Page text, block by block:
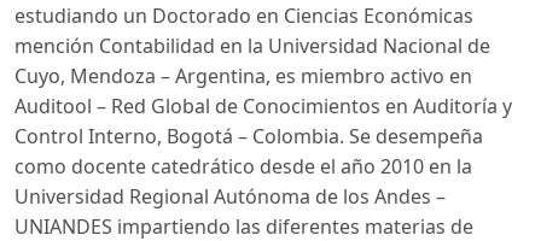
estudiando un Doctorado en Ciencias Económicas
mención Contabilidad en la Universidad Nacional de
Cuyo, Mendoza – Argentina, es miembro activo en
Auditool – Red Global de Conocimientos en Auditoría y
Control Interno, Bogotá – Colombia. Se desempeña
como docente catedrático desde el año 2010 en la
Universidad Regional Autónoma de los Andes –
UNIANDES impartiendo las diferentes materias de